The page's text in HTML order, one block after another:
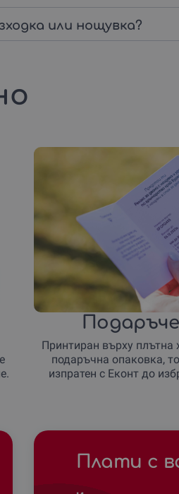
или нощувка?
Принтиран върху плътна
подаръчна опаковка,
изпратен с Еконт до
Плати с